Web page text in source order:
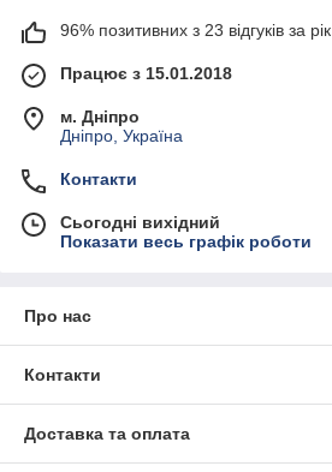
96% позитивних з 23 відгуків за рік
Працює з 15.01.2018
м. Дніпро
Дніпро, Україна
Контакти
Сьогодні вихідний
Показати весь графік роботи
Про нас
Контакти
Доставка та оплата